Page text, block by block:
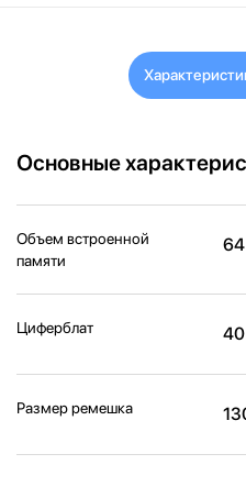
Основные
Объем встроенной
памяти
Циферблат
Размер ремешка